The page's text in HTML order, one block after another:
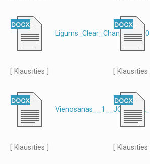
[ Klausīties ] [ Klausīties ]
[ Klausīties ] [ Klausīties ]